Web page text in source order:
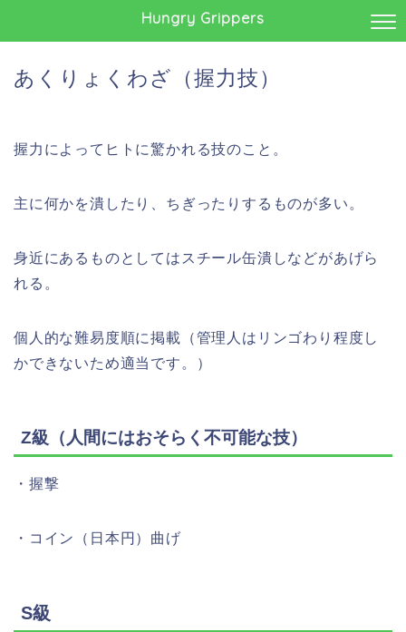
Hungry Grippers
あくりょくわざ（握力技）
握力によってヒトに驚かれる技のこと。
主に何かを潰したり、ちぎったりするものが多い。
身近にあるものとしてはスチール缶潰しなどがあげら
れる。
個人的な難易度順に掲載（管理人はリンゴわり程度し
かできないため適当です。）
Z級（人間にはおそらく不可能な技）
・握撃
・コイン（日本円）曲げ
S級